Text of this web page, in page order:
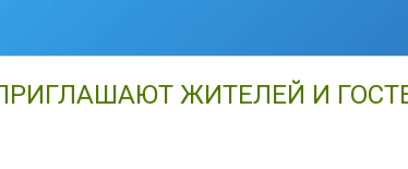
ЖИТЕЛЕЙ И